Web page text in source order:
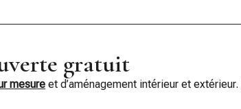
gratuit
mesure et d’aménagement intérieur et extérieur.